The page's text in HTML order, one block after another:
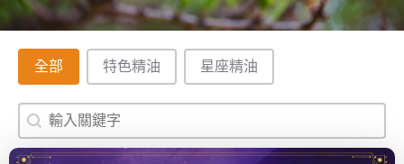
分類
全部 特色精油 星座精油
搜尋
Search content